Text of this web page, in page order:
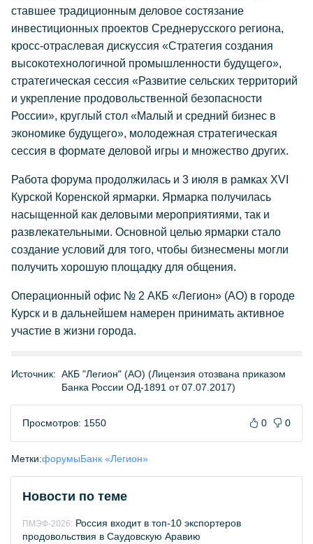
ставшее традиционным деловое состязание
инвестиционных проектов Среднерусского региона,
кросс-отраслевая дискуссия «Стратегия создания
высокотехнологичной промышленности будущего»,
стратегическая сессия «Развитие сельских территорий
и укрепление продовольственной безопасности
России», круглый стол «Малый и средний бизнес в
экономике будущего», молодежная стратегическая
сессия в формате деловой игры и множество других.
Работа форума продолжилась и 3 июля в рамках XVI
Курской Коренской ярмарки. Ярмарка получилась
насыщенной как деловыми мероприятиями, так и
развлекательными. Основной целью ярмарки стало
создание условий для того, чтобы бизнесмены могли
получить хорошую площадку для общения.
Операционный офис № 2 АКБ «Легион» (АО) в городе
Курск и в дальнейшем намерен принимать активное
участие в жизни города.
Источник: АКБ "Легион" (АО) (Лицензия отозвана приказом
Банка России ОД-1891 от 07.07.2017)
Просмотров: 1550 0 0
Метки:форумыБанк «Легион»
Новости по теме
ПМЭФ-2026: Россия входит в топ-10 экспортеров
продовольствия в Саудовскую Аравию